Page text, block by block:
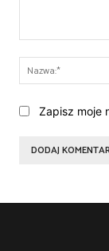
Zapisz moje